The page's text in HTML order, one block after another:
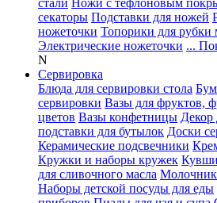
стали Ножи с тефлоновым
секаторы Подставки для ножей
ножеточки Топорики для рубки
Электрические ножеточки ...
N
Сервировка
Блюда для сервировки стола
сервировки Вазы для фруктов,
цветов Вазы конфетницы Декор
подставки для бутылок Доски
Керамические подсвечники
Кружки и наборы кружек
для сливочного масла
Наборы детской посуды для еды